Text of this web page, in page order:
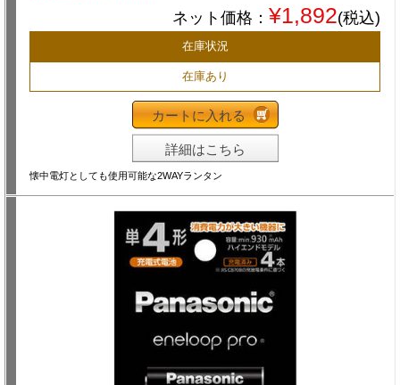
ネット価格： ¥1,892(税込)
在庫状況
在庫あり
カートに入れる
詳細はこちら
懐中電灯としても使用可能な2WAYランタン